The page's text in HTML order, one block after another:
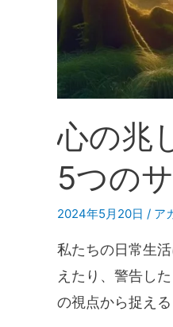
心の兆
5つの
2024年5月20日 / ア
私たちの日常生
えたり、警告し
の視点から捉え